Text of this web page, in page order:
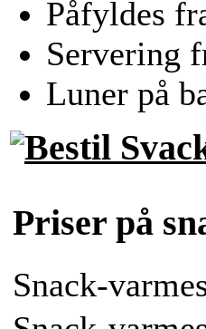
Påfyldes
Servering
Luner på
Priser på
Snack-